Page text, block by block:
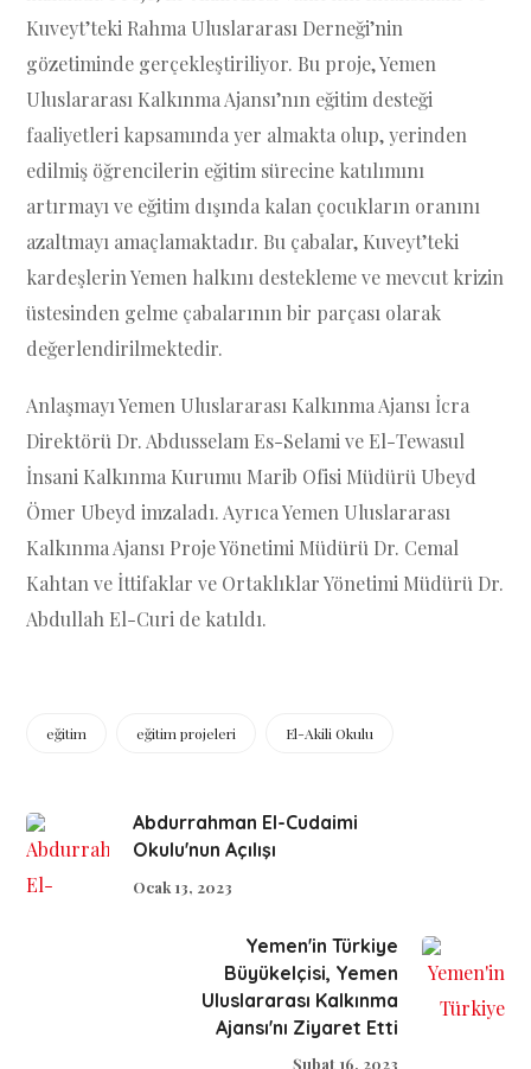
Kuveyt’teki Rahma Uluslararası Derneği’nin
gözetiminde gerçekleştiriliyor. Bu proje, Yemen
Uluslararası Kalkınma Ajansı’nın eğitim desteği
faaliyetleri kapsamında yer almakta olup, yerinden
edilmiş öğrencilerin eğitim sürecine katılımını
artırmayı ve eğitim dışında kalan çocukların oranını
azaltmayı amaçlamaktadır. Bu çabalar, Kuveyt’teki
kardeşlerin Yemen halkını destekleme ve mevcut krizin
üstesinden gelme çabalarının bir parçası olarak
değerlendirilmektedir.
Anlaşmayı Yemen Uluslararası Kalkınma Ajansı İcra
Direktörü Dr. Abdusselam Es-Selami ve El-Tewasul
İnsani Kalkınma Kurumu Marib Ofisi Müdürü Ubeyd
Ömer Ubeyd imzaladı. Ayrıca Yemen Uluslararası
Kalkınma Ajansı Proje Yönetimi Müdürü Dr. Cemal
Kahtan ve İttifaklar ve Ortaklıklar Yönetimi Müdürü Dr.
Abdullah El-Curi de katıldı.
eğitim eğitim projeleri El-Akili Okulu
Abdurrahman El-Cudaimi
Okulu'nun Açılışı
Ocak 13, 2023
Yemen'in Türkiye
Büyükelçisi, Yemen
Uluslararası Kalkınma
Ajansı'nı Ziyaret Etti
Şubat 16, 2023